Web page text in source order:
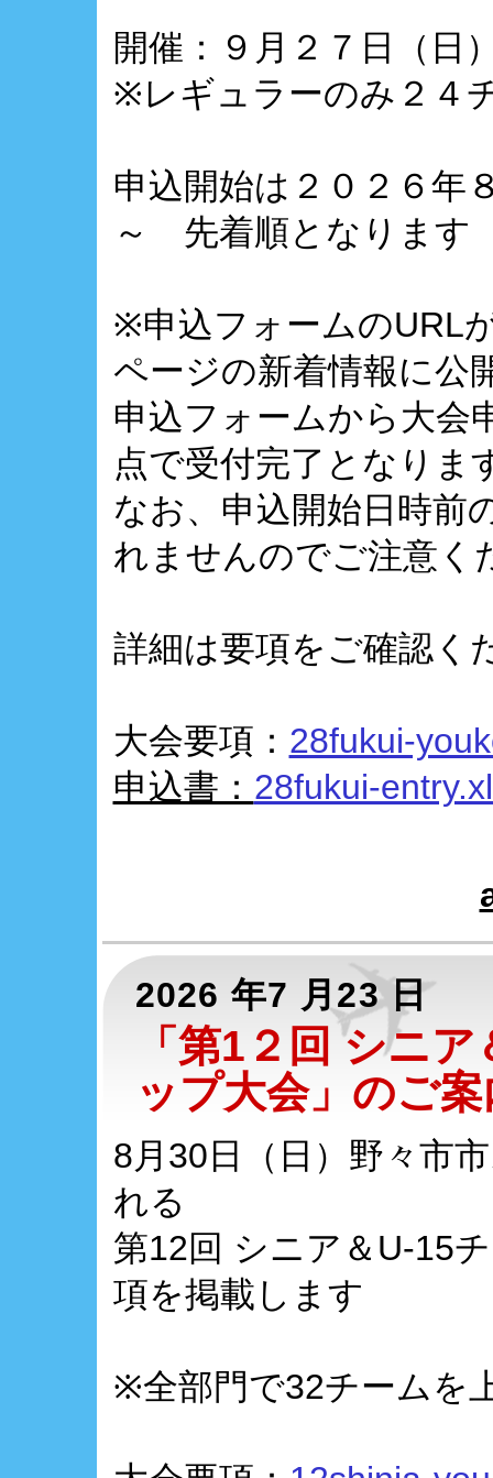
開催：９月２７日（日
※レギュラーのみ２４
申込開始は２０２６年
～ 先着順となります
※申込フォームのURL
ページの新着情報に公
申込フォームから大会
点で受付完了となりま
なお、申込開始日時前
れませんのでご注意く
詳細は要項をご確認く
大会要項： 28fukui-
申込書： 28fukui-
2026 年7 月23 日
「第1２回 シニ
ップ大会」のご案
8月30日（日）野々市
れる
第12回 シニア＆U-15
項を掲載します
※全部門で32チームを